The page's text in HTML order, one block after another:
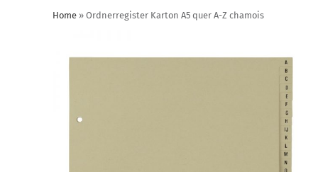
Home » Ordnerregister Karton A5 quer A-Z chamois